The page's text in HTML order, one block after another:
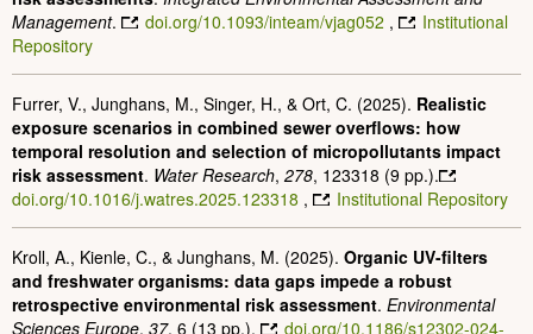
Management. doi.org/10.1093/inteam/vjag052 ,
Institutional
Repository
Furrer, V., Junghans, M., Singer, H., & Ort, C. (2025). Realistic
exposure scenarios in combined sewer overflows: how
temporal resolution and selection of micropollutants impact
risk assessment. Water Research, 278, 123318 (9 pp.).
doi.org/10.1016/j.watres.2025.123318 , Institutional Repository
Kroll, A., Kienle, C., & Junghans, M. (2025). Organic UV-filters
and freshwater organisms: data gaps impede a robust
retrospective environmental risk assessment. Environmental
Sciences Europe, 37, 6 (13 pp.).
doi.org/10.1186/s12302-024-